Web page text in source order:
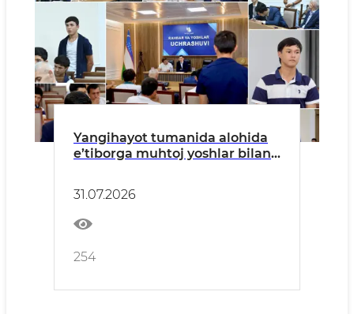
Yangihayot tumanida alohida
e’tiborga muhtoj yoshlar bilan
31.07.2026
254